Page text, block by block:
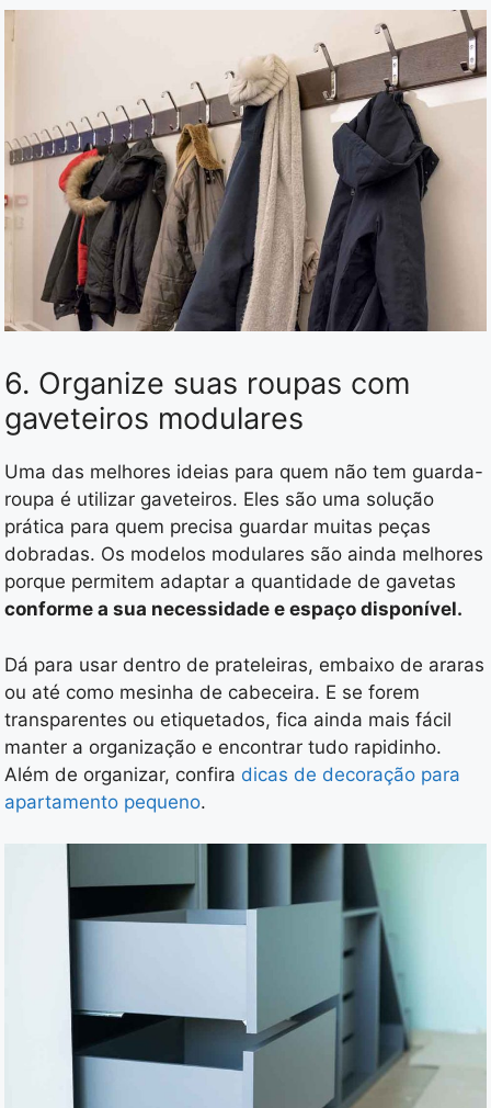
6. Organize suas roupas com
gaveteiros modulares
Uma das melhores ideias para quem não tem guarda-
roupa é utilizar gaveteiros. Eles são uma solução
prática para quem precisa guardar muitas peças
dobradas. Os modelos modulares são ainda melhores
porque permitem adaptar a quantidade de gavetas
conforme a sua necessidade e espaço disponível.
Dá para usar dentro de prateleiras, embaixo de araras
ou até como mesinha de cabeceira. E se forem
transparentes ou etiquetados, fica ainda mais fácil
manter a organização e encontrar tudo rapidinho.
Além de organizar, confira dicas de decoração para
apartamento pequeno.